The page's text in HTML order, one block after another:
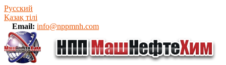
Русский
Қазақ тілі
Email: info@nppmnh.com